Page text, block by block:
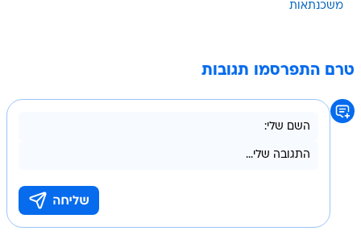
משכנתאות
טרם התפרסמו תגובות